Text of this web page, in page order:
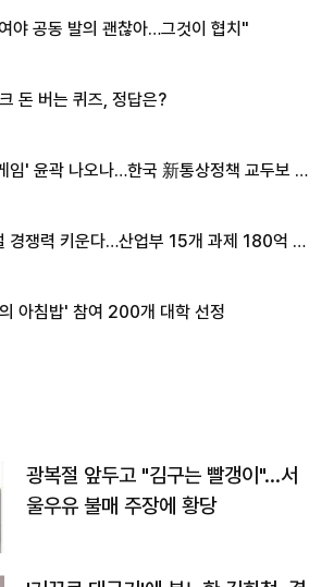
야 공동 발의 괜찮아…그것이 협치"
돈 버는 퀴즈, 정답은?
임' 윤곽 나오나…한국 新통상정책 교두보 활
경쟁력 키운다…산업부 15개 과제 180억 지
아침밥' 참여 200개 대학 선정
광복절 앞두고 "김구는 빨갱이"…서
울우유 불매 주장에 황당